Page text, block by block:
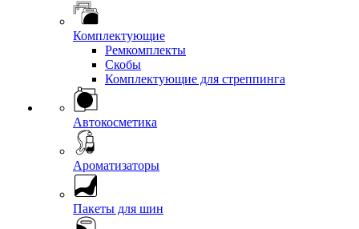
Комплектующие
Ремкомплекты
Скобы
Комплектующие для стреппинга
Автокосметика
Ароматизаторы
Пакеты для шин